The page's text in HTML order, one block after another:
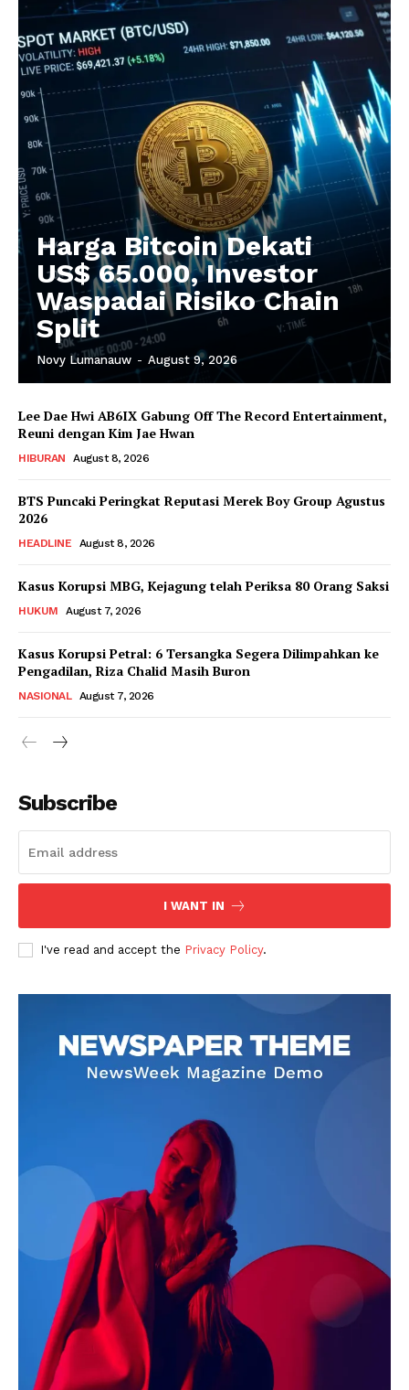
Harga Bitcoin Dekati
US$ 65.000, Investor
Waspadai Risiko Chain
Split
Novy Lumanauw - August 9, 2026
Lee Dae Hwi AB6IX Gabung Off The Record Entertainment,
Reuni dengan Kim Jae Hwan
HIBURAN August 8, 2026
BTS Puncaki Peringkat Reputasi Merek Boy Group Agustus
2026
HEADLINE August 8, 2026
Kasus Korupsi MBG, Kejagung telah Periksa 80 Orang Saksi
HUKUM August 7, 2026
Kasus Korupsi Petral: 6 Tersangka Segera Dilimpahkan ke
Pengadilan, Riza Chalid Masih Buron
NASIONAL August 7, 2026
Subscribe
I WANT IN
I've read and accept the Privacy Policy.